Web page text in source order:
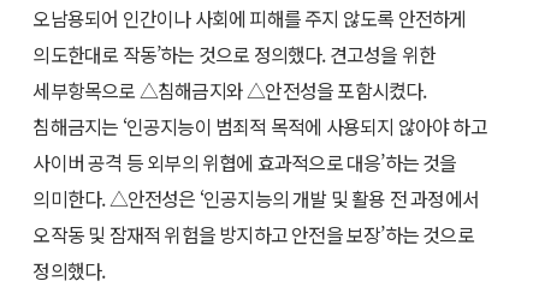
오남용되어 인간이나 사회에 피해를 주지 않도록 안전하게
의도한대로 작동’하는 것으로 정의했다. 견고성을 위한
세부항목으로 △침해금지와 △안전성을 포함시켰다.
침해금지는 ‘인공지능이 범죄적 목적에 사용되지 않아야 하고
사이버 공격 등 외부의 위협에 효과적으로 대응’하는 것을
의미한다. △안전성은 ‘인공지능의 개발 및 활용 전 과정에서
오작동 및 잠재적 위험을 방지하고 안전을 보장’하는 것으로
정의했다.